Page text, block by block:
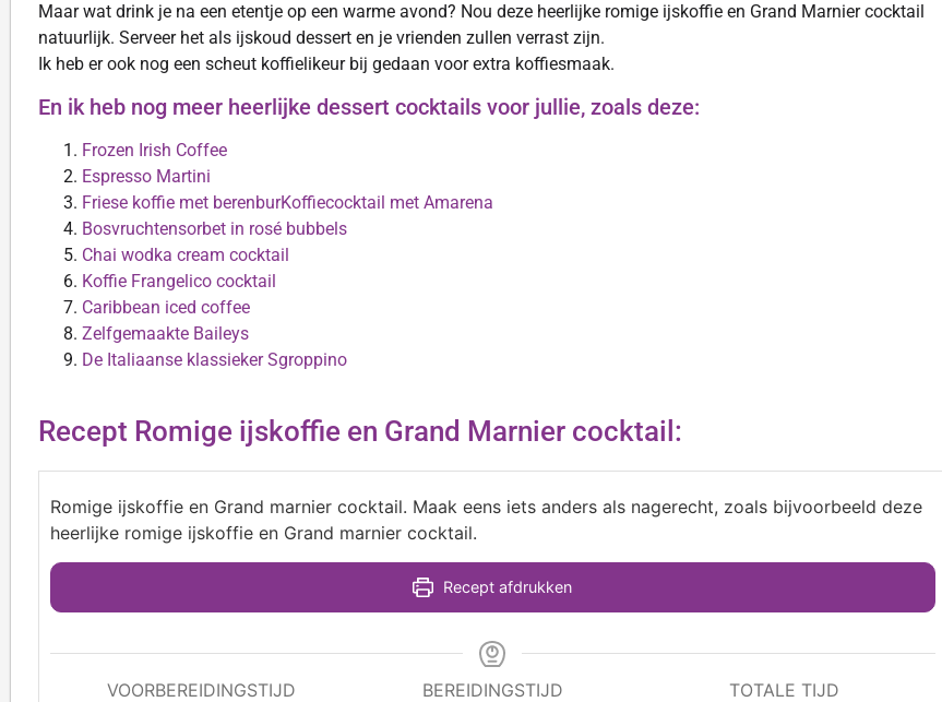
Maar wat drink je na een etentje op een warme avond? Nou deze heerlijke romige ijskoffie en Grand Marnier cocktail
natuurlijk. Serveer het als ijskoud dessert en je vrienden zullen verrast zijn.
Ik heb er ook nog een scheut koffielikeur bij gedaan voor extra koffiesmaak.
En ik heb nog meer heerlijke dessert cocktails voor jullie, zoals deze:
Frozen Irish Coffee
Espresso Martini
Friese koffie met berenburKoffiecocktail met Amarena
Bosvruchtensorbet in rosé bubbels
Chai wodka cream cocktail
Koffie Frangelico cocktail
Caribbean iced coffee
Zelfgemaakte Baileys
De Italiaanse klassieker Sgroppino
Recept Romige ijskoffie en Grand Marnier cocktail:
Romige ijskoffie en Grand marnier cocktail. Maak eens iets anders als nagerecht, zoals bijvoorbeeld deze
heerlijke romige ijskoffie en Grand marnier cocktail.
Recept afdrukken
VOORBEREIDINGSTIJD
BEREIDINGSTIJD
TOTALE TIJD